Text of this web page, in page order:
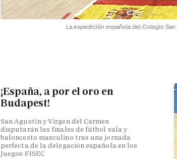
La expedición española del Colegio
¡España, a por el oro en
Budapest!
San Agustín y Virgen del Carmen
disputarán las finales de fútbol sala y
baloncesto masculino tras una jornada
perfecta de la delegación española en los
Juegos FISEC